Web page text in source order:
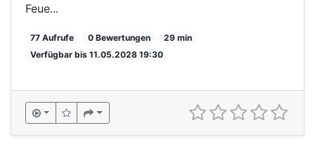
Feue...
77 Aufrufe 0 Bewertungen
29 min
Verfügbar bis 11.05.2028 19:30